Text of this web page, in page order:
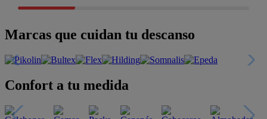
Marcas que cuidan tu descanso
Confort a tu medida